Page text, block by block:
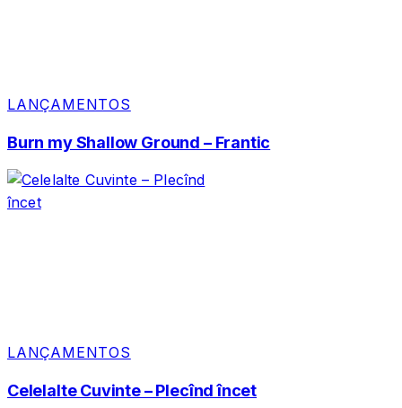
LANÇAMENTOS
Burn my Shallow Ground – Frantic
LANÇAMENTOS
Celelalte Cuvinte – Plecînd încet